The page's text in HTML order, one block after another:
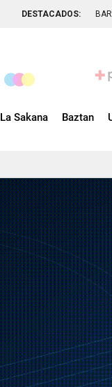
DESTACADOS:
La Sakana Baztan